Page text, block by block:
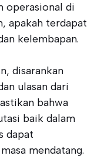
operasional di
apakah terdapat
kelembapan.
disarankan
ulasan dari
bahwa
baik dalam
dapat
mendatang.